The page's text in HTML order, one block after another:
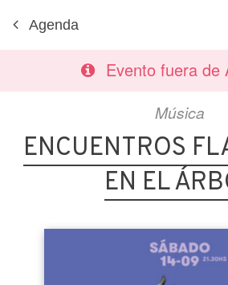
Agenda
Evento fuera de
Música
ENCUENTROS
EN EL